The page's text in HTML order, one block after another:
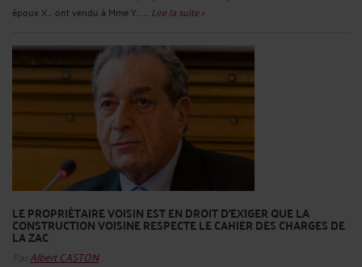
époux X... ont vendu à Mme Y... ... Lire la suite >
LE PROPRIÉTAIRE VOISIN EST EN DROIT D'EXIGER QUE LA
CONSTRUCTION VOISINE RESPECTE LE CAHIER DES CHARGES DE
LA ZAC
ParAlbert CASTON